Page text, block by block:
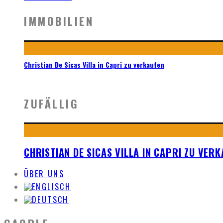
IMMOBILIEN
Christian De Sicas Villa in Capri zu verkaufen
ZUFÄLLIG
CHRISTIAN DE SICAS VILLA IN CAPRI ZU
ÜBER UNS